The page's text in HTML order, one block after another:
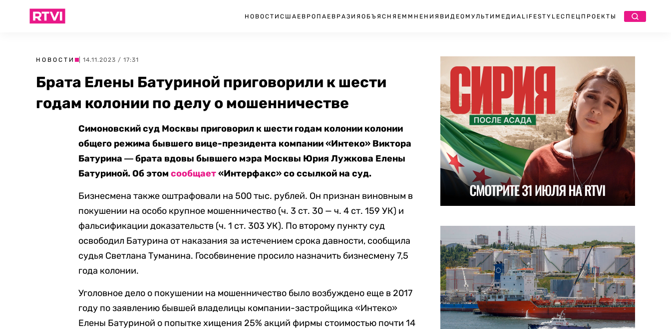
НОВОСТИ США ЕВРОПА ЕВРАЗИЯ ОБЪЯСНЯЕМ МНЕНИЯ ВИДЕО МУЛЬТИМЕДИА LIFESTYLEСПЕЦПРОЕКТЫ
НОВОСТИ | 14.11.2023 / 17:31
Брата Елены Батуриной приговорили к шести
годам колонии по делу о мошенничестве
Симоновский суд Москвы приговорил к шести годам колонии колонии
общего режима бывшего вице-президента компании «Интеко» Виктора
Батурина ― брата вдовы бывшего мэра Москвы Юрия Лужкова Елены
Батуриной. Об этомсообщает«Интерфакс» со ссылкой на суд.
Бизнесмена также оштрафовали на 500 тыс. рублей. Он признан виновным в
покушении на особо крупное мошенничество (ч. 3 ст. 30 — ч. 4 ст. 159 УК) и
фальсификации доказательств (ч. 1 ст. 303 УК). По второму пункту суд
освободил Батурина от наказания за истечением срока давности, сообщила
судья Светлана Туманина. Гособвинение просило назначить бизнесмену 7,5
года колонии.
Уголовное дело о покушении на мошенничество было возбуждено еще в 2017
году по заявлению бывшей владелицы компании-застройщика «Интеко»
Елены Батуриной о попытке хищения 25% акций фирмы стоимостью почти 14